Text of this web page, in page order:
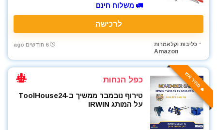
🚛 משלוח חינם
לרכישה
כליבות וקלאמרות
Amazon
6 חודשים ago
🔥 מחיר אש כפל הנחות
טירוף נובמבר ממשיך ב-ToolHouse24
על המותג IRWIN